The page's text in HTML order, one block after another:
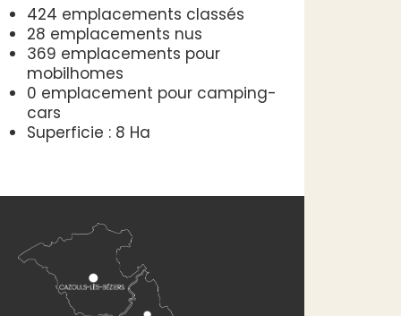
424 emplacements classés
28 emplacements nus
369 emplacements pour
mobilhomes
0 emplacement pour camping-
cars
Superficie : 8 Ha